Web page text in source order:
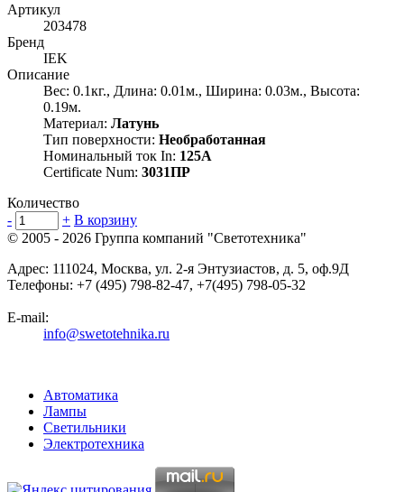
Артикул
203478
Бренд
IEK
Описание
Вес: 0.1кг., Длина: 0.01м., Ширина: 0.03м., Высота:
0.19м.
Материал: Латунь
Тип поверхности: Необработанная
Номинальный ток In: 125А
Certificate Num: 3031ПР
Количество
-
+ В корзину
© 2005 - 2026 Группа компаний "Светотехника"
Адрес: 111024, Москва, ул. 2-я Энтузиастов, д. 5, оф.9Д
Телефоны: +7 (495) 798-82-47, +7(495) 798-05-32
E-mail:
info@swetotehnika.ru
Автоматика
Лампы
Светильники
Электротехника